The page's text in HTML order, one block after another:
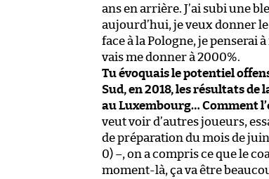
ans en arrière. J’ai subi une
aujourd’hui, je veux donner
face à la Pologne, je penserai
vais me donner à 2000%.
Tu évoquais le potentiel
Sud, en 2018, les résultats
au Luxembourg… Comment
veut voir d’autres joueurs,
de préparation du mois de
0) –, on a compris ce que le
moment-là, ça va être